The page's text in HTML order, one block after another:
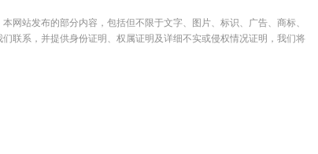
站发布的部分内容，包括但不限于文字、图片、标识、广告、商标、
联系，并提供身份证明、权属证明及详细不实或侵权情况证明，我们将